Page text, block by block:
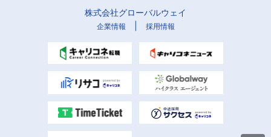
株式会社グローバルウェイ
企業情報 採用情報